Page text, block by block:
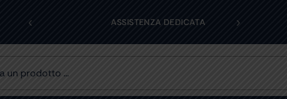
‹ PREVENTIVI PERSONALIZZATI
›